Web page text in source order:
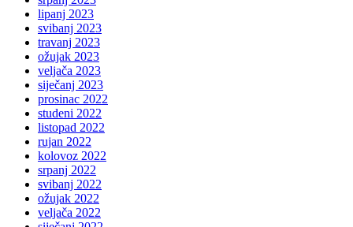
lipanj 2023
svibanj 2023
travanj 2023
ožujak 2023
veljača 2023
siječanj 2023
prosinac 2022
studeni 2022
listopad 2022
rujan 2022
kolovoz 2022
srpanj 2022
svibanj 2022
ožujak 2022
veljača 2022